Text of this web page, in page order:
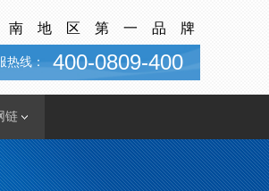
南地区第一品牌
热线： 400-0809-400
链
系统
对账